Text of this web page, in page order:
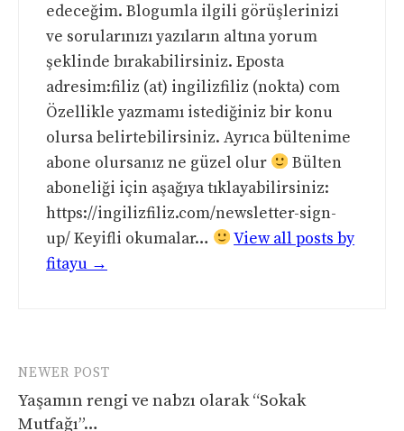
edeceğim. Blogumla ilgili görüşlerinizi
ve sorularınızı yazıların altına yorum
şeklinde bırakabilirsiniz. Eposta
adresim:filiz (at) ingilizfiliz (nokta) com
Özellikle yazmamı istediğiniz bir konu
olursa belirtebilirsiniz. Ayrıca bültenime
abone olursanız ne güzel olur
Bülten
aboneliği için aşağıya tıklayabilirsiniz:
https://ingilizfiliz.com/newsletter-sign-
up/ Keyifli okumalar…
View all posts by
fitayu →
Post
navigation
NEWER POST
Yaşamın rengi ve nabzı olarak “Sokak
Mutfağı”…